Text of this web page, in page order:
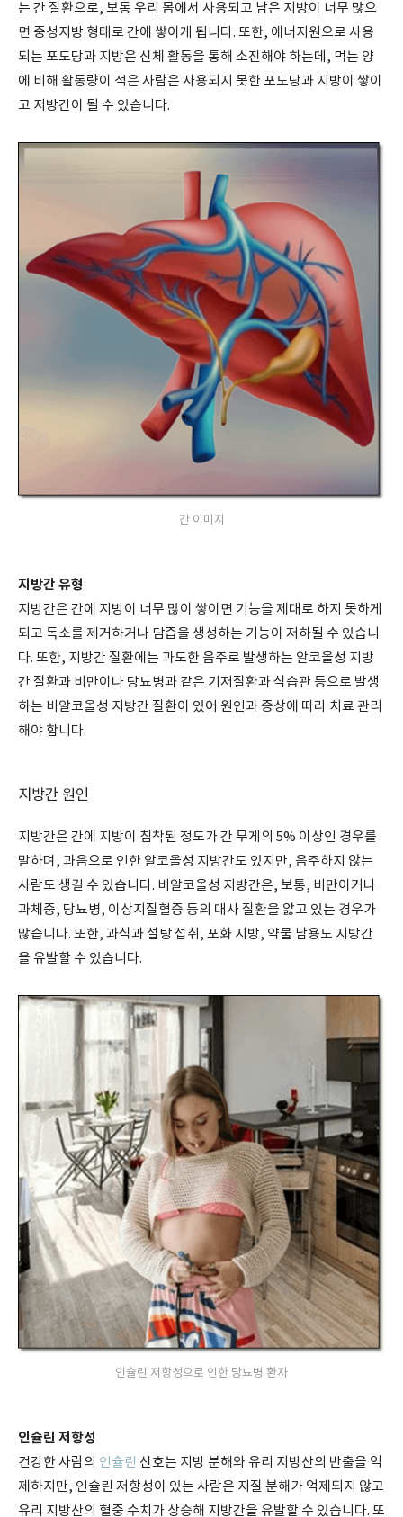
는 간 질환으로, 보통 우리 몸에서 사용되고 남은 지방이 너무 많으
면 중성지방 형태로 간에 쌓이게 됩니다. 또한, 에너지원으로 사용
되는 포도당과 지방은 신체 활동을 통해 소진해야 하는데, 먹는 양
에 비해 활동량이 적은 사람은 사용되지 못한 포도당과 지방이 쌓이
고 지방간이 될 수 있습니다.
간 이미지
지방간 유형
지방간은 간에 지방이 너무 많이 쌓이면 기능을 제대로 하지 못하게
되고 독소를 제거하거나 담즙을 생성하는 기능이 저하될 수 있습니
다. 또한, 지방간 질환에는 과도한 음주로 발생하는 알코올성 지방
간 질환과 비만이나 당뇨병과 같은 기저질환과 식습관 등으로 발생
하는 비알코올성 지방간 질환이 있어 원인과 증상에 따라 치료 관리
해야 합니다.
지방간 원인
지방간은 간에 지방이 침착된 정도가 간 무게의 5% 이상인 경우를
말하며, 과음으로 인한 알코올성 지방간도 있지만, 음주하지 않는
사람도 생길 수 있습니다. 비알코올성 지방간은, 보통, 비만이거나
과체중, 당뇨병, 이상지질혈증 등의 대사 질환을 앓고 있는 경우가
많습니다. 또한, 과식과 설탕 섭취, 포화 지방, 약물 남용도 지방간
을 유발할 수 있습니다.
인슐린 저항성으로 인한 당뇨병 환자
인슐린 저항성
건강한 사람의 인슐린 신호는 지방 분해와 유리 지방산의 반출을 억
제하지만, 인슐린 저항성이 있는 사람은 지질 분해가 억제되지 않고
유리 지방산의 혈중 수치가 상승해 지방간을 유발할 수 있습니다. 또